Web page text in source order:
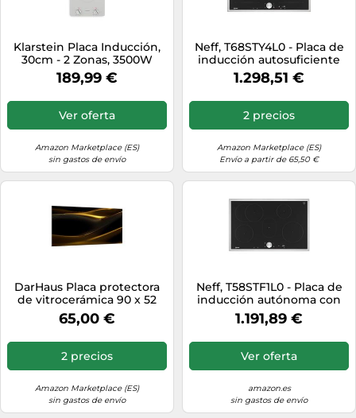
Klarstein Placa Inducción,
30cm - 2 Zonas, 3500W
Boost, Mando Giratorio,
Indicador Calor Residual,
Protección
Sobrecalentamiento,
Superficie Cristal, Cocina
189,99 €
Ver oferta
Amazon Marketplace (ES)
sin gastos de envío
Neff, T68STY4L0 - Placa de
inducción autosuficiente
Flex con control Twist Pad
N90, ancho 80 cm, color
negro con marco, Home
Connect
1.298,51 €
2 precios
Amazon Marketplace (ES)
Envío a partir de 65,50 €
DarHaus Placa protectora
de vitrocerámica 90 x 52
cm 1 pieza cocina eléctrica
universal para inducción
salpicaduras tabla de cortar
de vidrio templado como
65,00 €
2 precios
Amazon Marketplace (ES)
sin gastos de envío
Neff, T58STF1L0 - Placa de
inducción autónoma con
control Twist Pad N90,
ancho 80 cm, color negro
1.191,89 €
Ver oferta
amazon.es
sin gastos de envío